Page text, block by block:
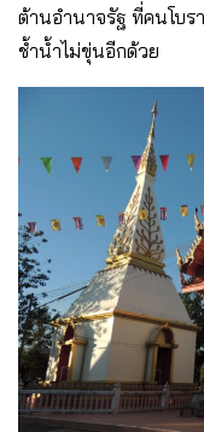
ต้านอำนาจรัฐ ที่คนโบร
ช้ำน้ำไม่ขุ่นอีกด้วย